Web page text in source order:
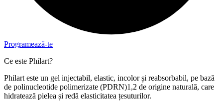
Programează-te
Ce este Philart?
Philart este un gel injectabil, elastic, incolor și reabsorbabil, pe bază
de polinucleotide polimerizate (PDRN)1,2 de origine naturală, care
hidratează pielea și redă elasticitatea țesuturilor.